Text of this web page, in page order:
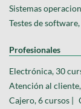
Sistemas
Testes de software,
Profesionales
Electrónica, 30
Atención al
Cajero, 6 cursos |